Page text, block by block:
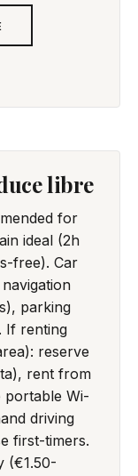
libre
for
ideal (2h
free). Car
parking
If renting
reserve
rent from
portable Wi-
driving
first-timers.
(€1.50-